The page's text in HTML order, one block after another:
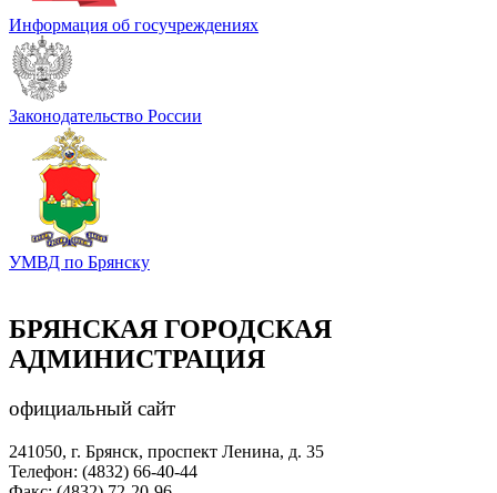
Информация об госучреждениях
Законодательство России
УМВД по Брянску
БРЯНСКАЯ ГОРОДСКАЯ
АДМИНИСТРАЦИЯ
официальный сайт
241050, г. Брянск, проспект Ленина, д. 35
Телефон: (4832) 66-40-44